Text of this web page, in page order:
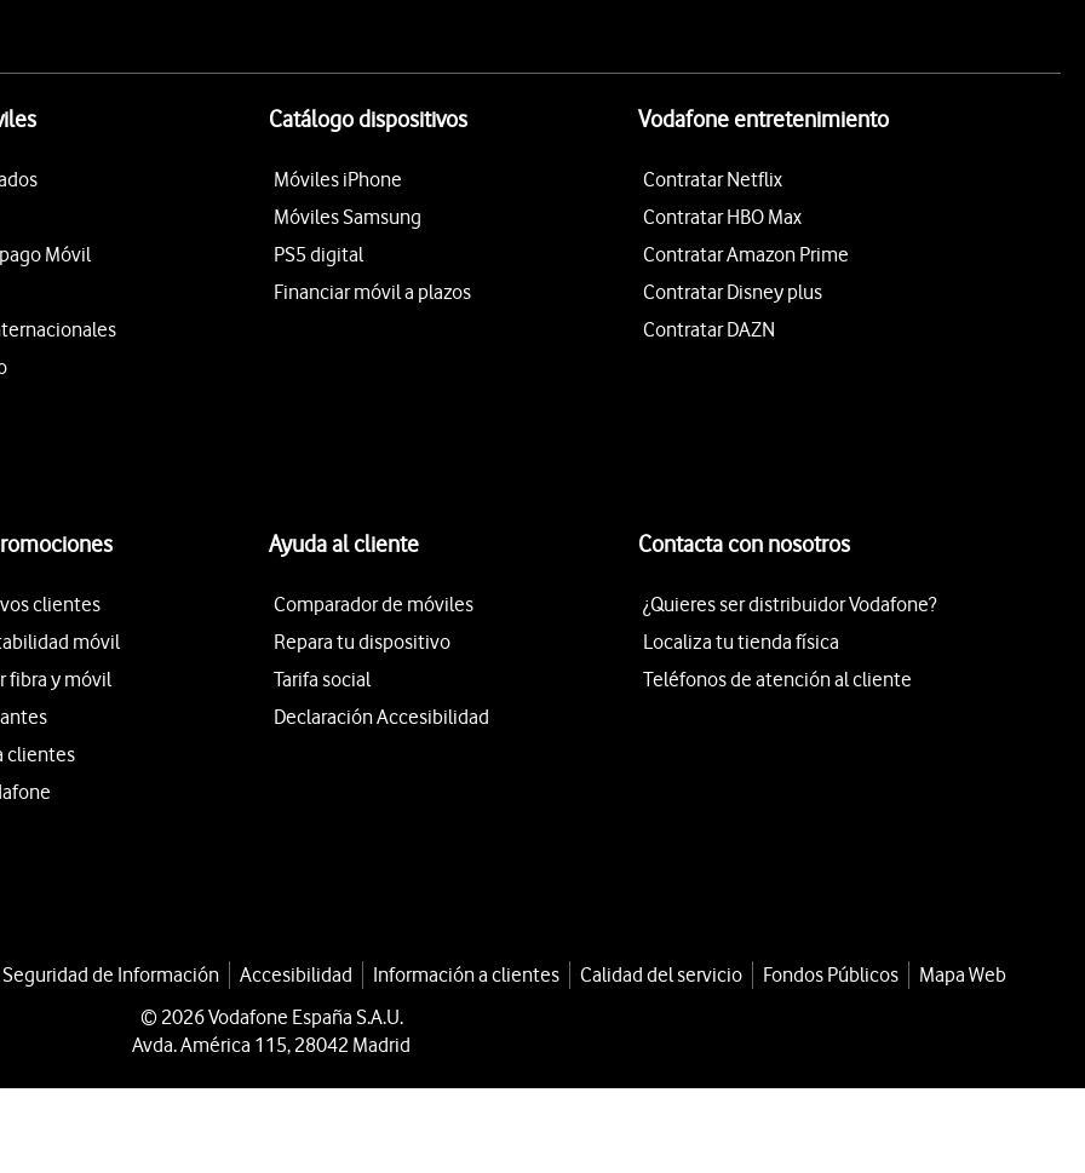
Móvil
Catálogo dispositivos
Móviles iPhone
Móviles Samsung
PS5 digital
Financiar móvil a plazos
Vodafone entretenimiento
Contratar Netflix
Contratar HBO Max
Contratar Amazon Prime
Contratar Disney plus
Contratar DAZN
clientes
móvil
fibra y móvil
clientes
Ayuda al cliente
Comparador de móviles
Repara tu dispositivo
Tarifa social
Declaración Accesibilidad
Contacta con nosotros
¿Quieres ser distribuidor Vodafone?
Localiza tu tienda física
Teléfonos de atención al cliente
de Información Accesibilidad Información a clientes Calidad del servicio Fondos Públicos
Mapa Web
© 2026 Vodafone España S.A.U.
Avda. América 115, 28042 Madrid